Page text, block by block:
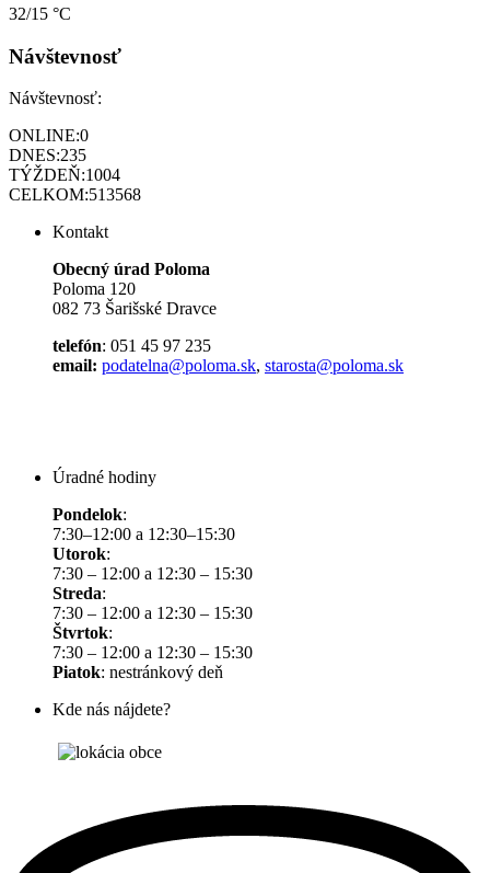
32/15 °C
Návštevnosť
Návštevnosť:
ONLINE:0
DNES:235
TÝŽDEŇ:1004
CELKOM:513568
Kontakt
Obecný úrad Poloma
Poloma 120
082 73 Šarišské Dravce
telefón: 051 45 97 235
email: podatelna@poloma.sk, starosta@poloma.sk
Úradné hodiny
Pondelok:
7:30–12:00 a 12:30–15:30
Utorok:
7:30 – 12:00 a 12:30 – 15:30
Streda:
7:30 – 12:00 a 12:30 – 15:30
Štvrtok:
7:30 – 12:00 a 12:30 – 15:30
Piatok: nestránkový deň
Kde nás nájdete?